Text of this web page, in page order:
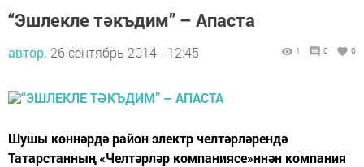
“Эшлекле тәкъдим” – Апаста
автор, 26 сентябрь 2014 - 12:45 1 0 0
Шушы көннәрдә район электр челтәрләрендә
Татарстанның «Челтәрләр компаниясе»ннән компания